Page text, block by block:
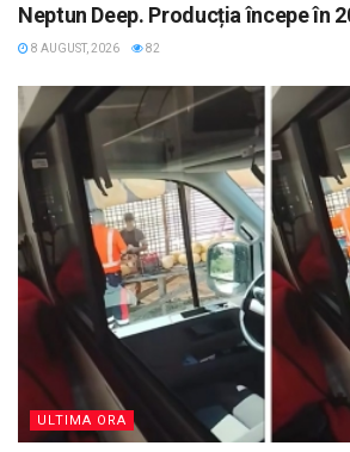
Neptun Deep. Producția începe în
8 AUGUST, 2026 82
ULTIMA ORA